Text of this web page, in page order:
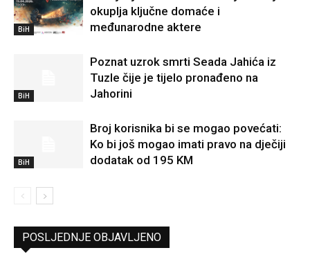
BiH
okuplja ključne domaće i
međunarodne aktere
BiH
Poznat uzrok smrti Seada Jahića iz
Tuzle čije je tijelo pronađeno na
Jahorini
BiH
Broj korisnika bi se mogao povećati:
Ko bi još mogao imati pravo na dječiji
dodatak od 195 KM
POSLJEDNJE OBJAVLJENO